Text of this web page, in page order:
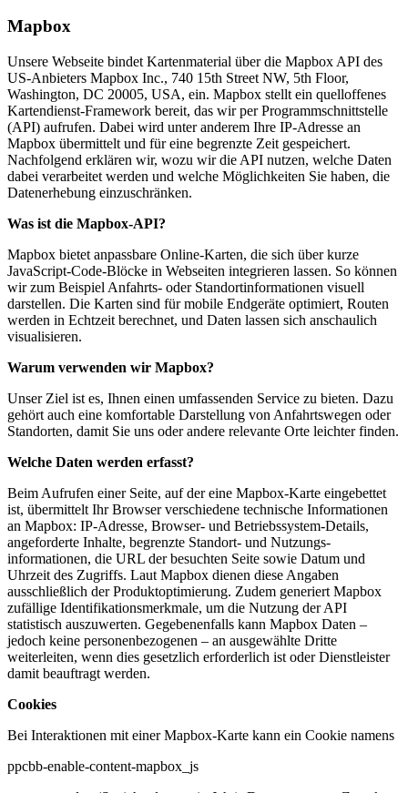
Mapbox
Unsere Webseite bindet Kartenmaterial über die Mapbox API des
US-Anbieters Mapbox Inc., 740 15th Street NW, 5th Floor,
Washington, DC 20005, USA, ein. Mapbox stellt ein quelloffenes
Kartendienst-Framework bereit, das wir per Programmschnittstelle
(API) aufrufen. Dabei wird unter anderem Ihre IP-Adresse an
Mapbox übermittelt und für eine begrenzte Zeit gespeichert.
Nachfolgend erklären wir, wozu wir die API nutzen, welche Daten
dabei verarbeitet werden und welche Möglichkeiten Sie haben, die
Datenerhebung einzuschränken.
Was ist die Mapbox-API?
Mapbox bietet anpassbare Online-Karten, die sich über kurze
JavaScript-Code-Blöcke in Webseiten integrieren lassen. So können
wir zum Beispiel Anfahrts- oder Standortinformationen visuell
darstellen. Die Karten sind für mobile Endgeräte optimiert, Routen
werden in Echtzeit berechnet, und Daten lassen sich anschaulich
visualisieren.
Warum verwenden wir Mapbox?
Unser Ziel ist es, Ihnen einen umfassenden Service zu bieten. Dazu
gehört auch eine komfortable Darstellung von Anfahrtswegen oder
Standorten, damit Sie uns oder andere relevante Orte leichter finden.
Welche Daten werden erfasst?
Beim Aufrufen einer Seite, auf der eine Mapbox-Karte eingebettet
ist, übermittelt Ihr Browser verschiedene technische Informationen
an Mapbox: IP-Adresse, Browser- und Betriebssystem-Details,
angeforderte Inhalte, begrenzte Standort- und Nutzungs-
informationen, die URL der besuchten Seite sowie Datum und
Uhrzeit des Zugriffs. Laut Mapbox dienen diese Angaben
ausschließlich der Produktoptimierung. Zudem generiert Mapbox
zufällige Identifikationsmerkmale, um die Nutzung der API
statistisch auszuwerten. Gegebenenfalls kann Mapbox Daten –
jedoch keine personenbezogenen – an ausgewählte Dritte
weiterleiten, wenn dies gesetzlich erforderlich ist oder Dienstleister
damit beauftragt werden.
Cookies
Bei Interaktionen mit einer Mapbox-Karte kann ein Cookie namens
ppcbb-enable-content-mapbox_js